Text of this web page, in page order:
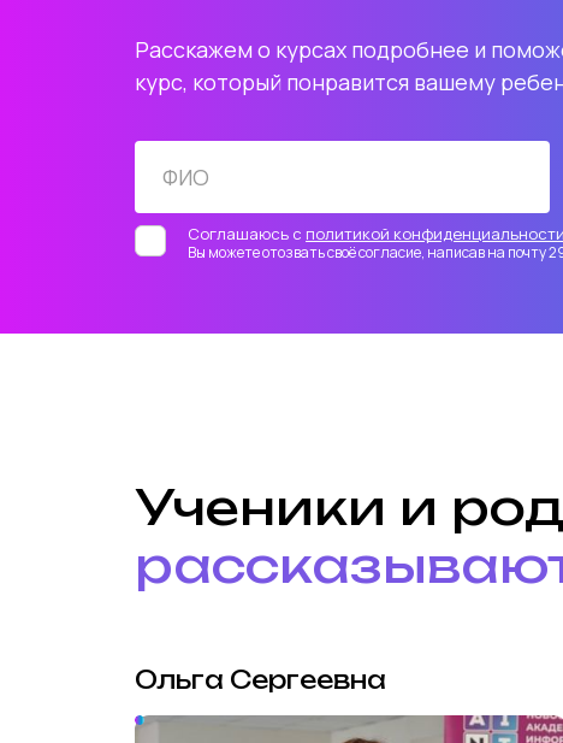
Расскажем о курсах подробнее и
курс, который понравится вашему
Соглашаюсь с политикой конфиденциальности
Вы можете отозвать своё согласие, написав на почту
Ученики и
Ольга Сергеевна